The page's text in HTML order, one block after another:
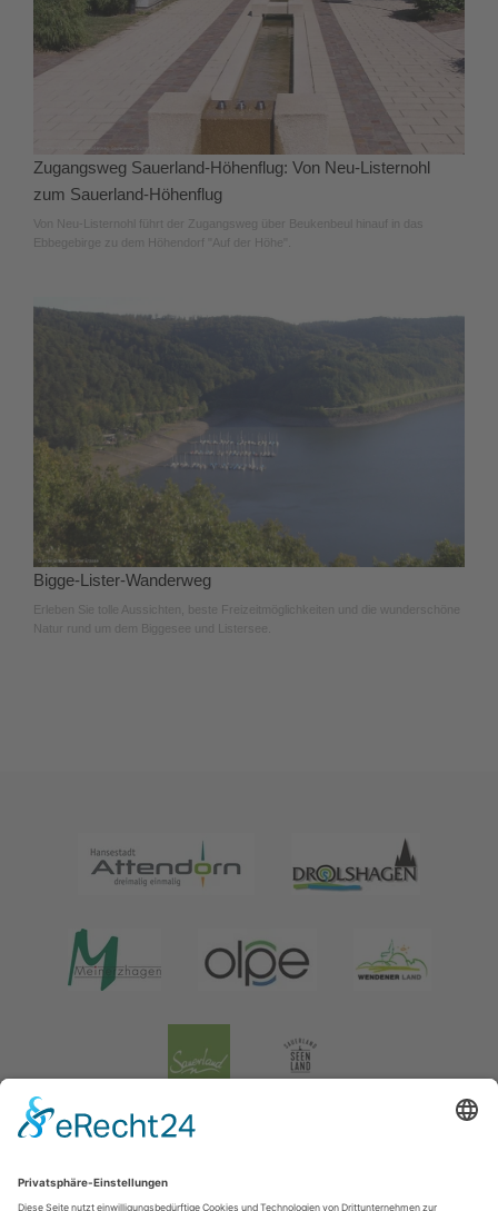
Zugangsweg Sauerland-Höhenflug: Von Neu-Listernohl
zum Sauerland-Höhenflug
Von Neu-Listernohl führt der Zugangsweg über Beukenbeul hinauf in das
Ebbegebirge zu dem Höhendorf "Auf der Höhe".
Bigge-Lister-Wanderweg
Erleben Sie tolle Aussichten, beste Freizeitmöglichkeiten und die wunderschöne
Natur rund um dem Biggesee und Listersee.